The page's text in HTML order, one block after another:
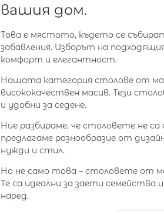
вашия дом.
Това е мястото, където се
забавления. Изборът на
комфорт и елегантност.
Нашата категория столове от
висококачествен масив. Тези
и удобни за седене.
Ние разбираме, че столовете не
предлагаме разнообразие от
нужди и стил.
Но не само това – столовете от
Те са идеални за заети
наред.